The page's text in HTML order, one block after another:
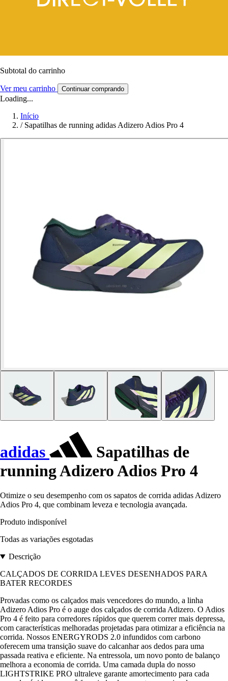
Subtotal do carrinho
Ver meu carrinho Continuar comprando
Loading...
Início
/ Sapatilhas de running adidas Adizero Adios Pro 4
adidas
Sapatilhas de
running Adizero Adios Pro 4
Otimize o seu desempenho com os sapatos de corrida adidas Adizero
Adios Pro 4, que combinam leveza e tecnologia avançada.
Produto indisponível
Todas as variações esgotadas
Descrição
CALÇADOS DE CORRIDA LEVES DESENHADOS PARA
BATER RECORDES
Provadas como os calçados mais vencedores do mundo, a linha
Adizero Adios Pro é o auge dos calçados de corrida Adizero. O Adios
Pro 4 é feito para corredores rápidos que querem correr mais depressa,
com características melhoradas projetadas para otimizar a eficiência na
corrida. Nossos ENERGYRODS 2.0 infundidos com carbono
oferecem uma transição suave do calcanhar aos dedos para uma
passada reativa e eficiente. Na entressola, um novo ponto de balanço
melhora a economia de corrida. Uma camada dupla do nosso
LIGHTSTRIKE PRO ultraleve garante amortecimento para cada